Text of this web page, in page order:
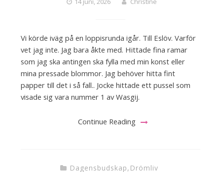
Vi körde iväg på en loppisrunda igår. Till Eslöv. Varför
vet jag inte. Jag bara åkte med. Hittade fina ramar
som jag ska antingen ska fylla med min konst eller
mina pressade blommor. Jag behöver hitta fint
papper till det i så fall.. Jocke hittade ett pussel som
visade sig vara nummer 1 av Wasgij.
Continue Reading
Dagensbudskap, Drömliv